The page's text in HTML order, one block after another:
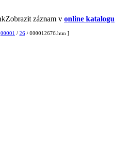
Zobrazit záznam v online katalogu
00001 / 26 / 000012676.htm ]